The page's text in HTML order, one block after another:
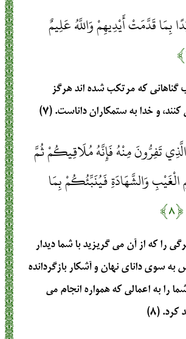
بِمَا قَدَّمَتْ أَيْدِيهِمْ وَاللَّهُ عَلِيمٌ
گناهانی که مرتکب شده اند هرگز
و خدا به ستمکاران داناست. (۷)
تَفِرُّونَ مِنْهُ فَإِنَّهُ مُلَاقِيكُمْ ثُمَّ
الْغَيْبِ وَالشَّهَادَةِ فَيُنَبِّئُكُمْ بِمَا
﴿۸﴾
را که از آن می گریزید با شما دیدار
به سوی دانای نهان و آشکار بازگردانده
را به اعمالی که همواره انجام می
کرد. (۸)